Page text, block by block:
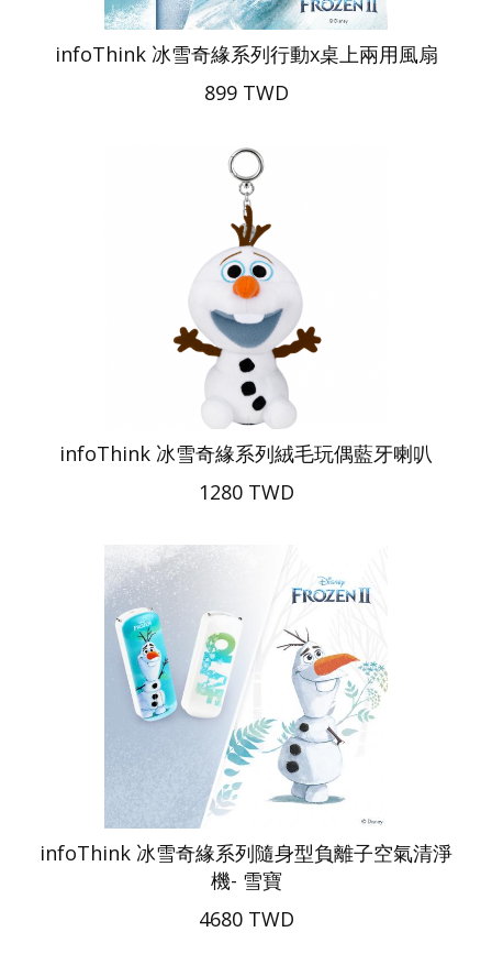
infoThink 冰雪奇緣系列行動x桌上兩用風扇
899 TWD
infoThink 冰雪奇緣系列絨毛玩偶藍牙喇叭
1280 TWD
infoThink 冰雪奇緣系列隨身型負離子空氣清淨
機- 雪寶
4680 TWD